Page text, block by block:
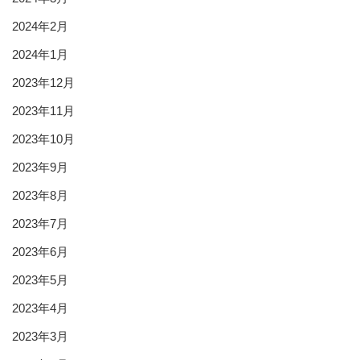
2024年2月
2024年1月
2023年12月
2023年11月
2023年10月
2023年9月
2023年8月
2023年7月
2023年6月
2023年5月
2023年4月
2023年3月